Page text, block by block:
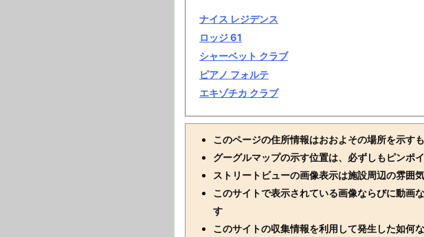
ナイス レジデンス
ロッジ 61
シャーベット クラブ
ピアノ フォルテ
エキゾチカ クラブ
このページの住所情報はおおよその場所を示す
グーグルマップの示す位置は、必ずしもピンポ
ストリートビューの画像表示は施設周辺の雰囲
このサイトで表示されている画像ならびに動画
す
このサイトの収集情報を利用して発生した如何